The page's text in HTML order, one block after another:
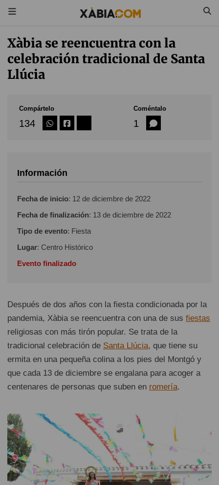
Xàbia se reencuentra con la
celebración tradicional de Santa
Llúcia
Compártelo
134
Coméntalo
1
Información
Fecha de inicio: 12 de diciembre de 2022
Fecha de finalización: 13 de diciembre de 2022
Tipo de evento: Fiesta
Lugar: Centro Histórico
Evento finalizado
Después de dos años con la fiesta condicionada por la
pandemia, Xàbia se reencuentra con una de sus fiestas
religiosas con más tirón popular. Se trata de la
tradicional celebración de Santa Llúcia, que tiene su
ermita en una pequeña colina a los pies del Montgó y
que cada 13 de diciembre se engalana para acoger a
centenares de personas que suben en romería.